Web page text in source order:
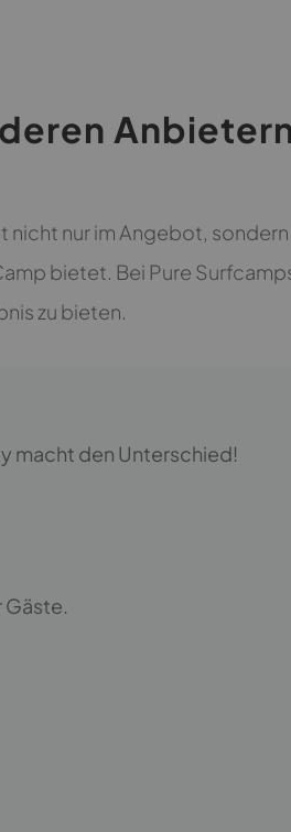
nur im Angebot,
bietet. Bei Pure
zu bieten.
macht den Unterschied!